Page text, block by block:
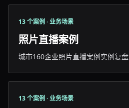
13 个案例 · 业务场景
照片直播案例
城市160企业照片直播案例实例复盘
13 个案例 · 业务场景